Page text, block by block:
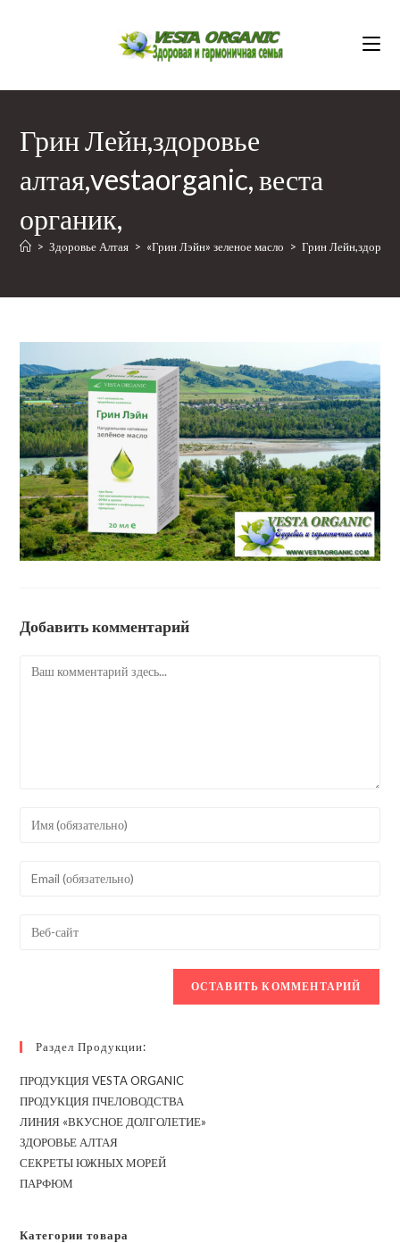
Грин Лейн,здоровье
алтая,vestaorganic, веста
органик,
> Здоровье Алтая > «Грин Лэйн» зеленое масло > Грин
Добавить комментарий
Комментарий
Введите
или
пользователя,
Введите
адрес,
Введите
Раздел Продукции:
ПРОДУКЦИЯ VESTA ORGANIC
ПРОДУКЦИЯ ПЧЕЛОВОДСТВА
ЛИНИЯ «ВКУСНОЕ ДОЛГОЛЕТИЕ»
ЗДОРОВЬЕ АЛТАЯ
СЕКРЕТЫ ЮЖНЫХ МОРЕЙ
ПАРФЮМ
Категории товара